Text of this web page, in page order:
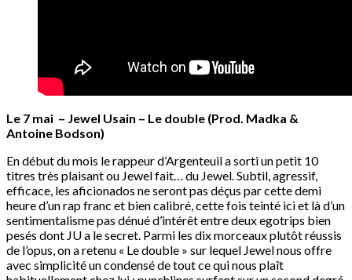
Le 7 mai – Jewel Usain – Le double (Prod. Madka &
Antoine Bodson)
En début du mois le rappeur d’Argenteuil a sorti un petit 10
titres très plaisant ou Jewel fait… du Jewel. Subtil, agressif,
efficace, les aficionados ne seront pas déçus par cette demi
heure d’un rap franc et bien calibré, cette fois teinté ici et là d’un
sentimentalisme pas dénué d’intérêt entre deux egotrips bien
pesés dont JU a le secret. Parmi les dix morceaux plutôt réussis
de l’opus, on a retenu « Le double » sur lequel Jewel nous offre
avec simplicité un condensé de tout ce qui nous plaît